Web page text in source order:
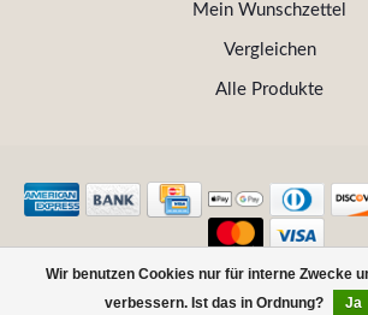
Wir benutzen Cookies nur für interne Zwecke
verbessern. Ist das in Ordnung?
Ja
Mein Wunschzettel
Vergleichen
Alle Produkte
© Copyright 2026 WEINHERZ Kitzbühel -